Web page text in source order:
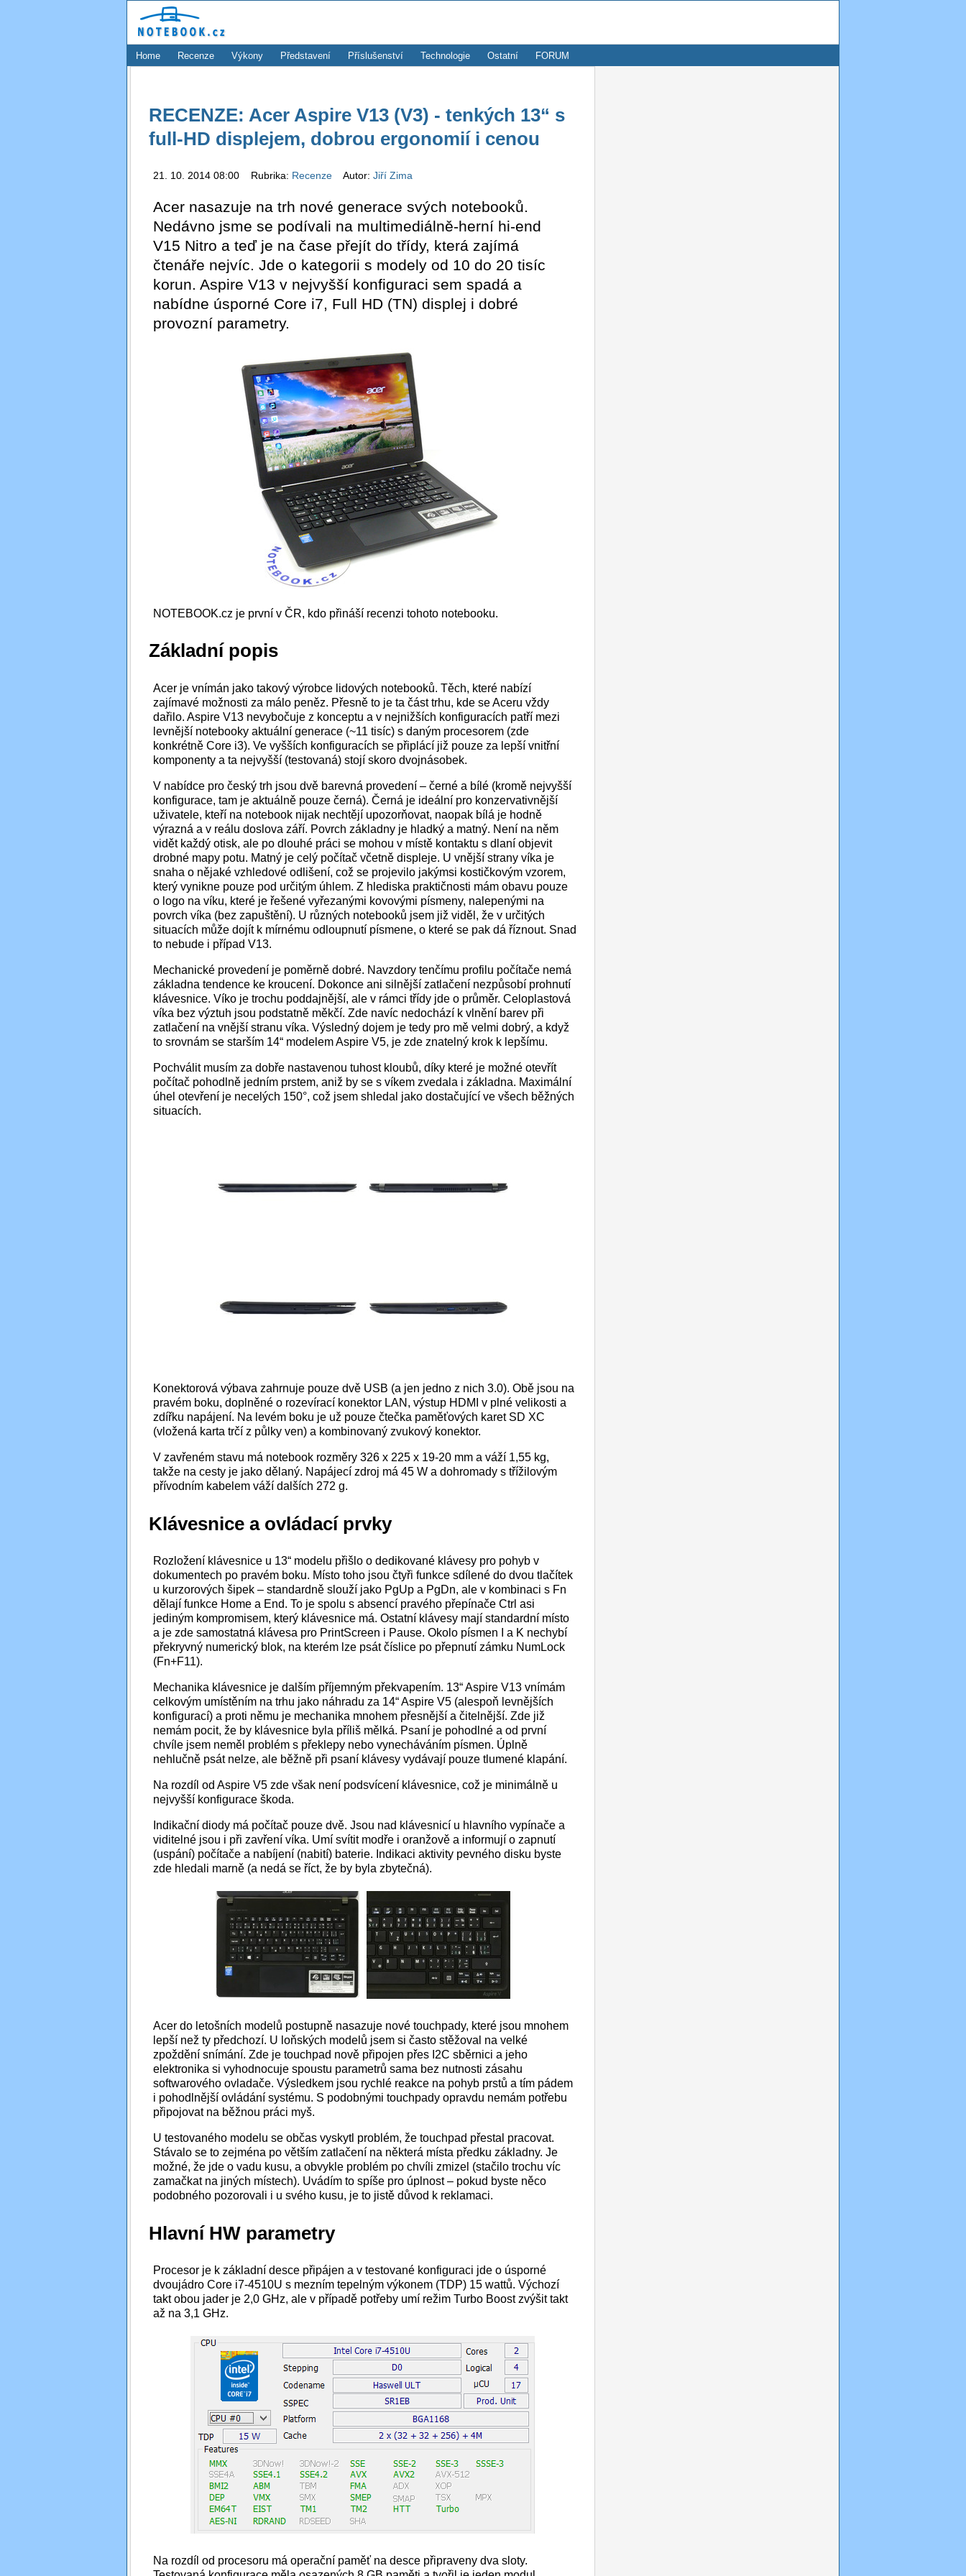
Home Recenze Výkony Představení Příslušenství Technologie Ostatní FORUM
RECENZE: Acer Aspire V13 (V3) - tenkých 13“ s
full-HD displejem, dobrou ergonomií i cenou
21. 10. 2014 08:00 Rubrika: Recenze Autor: Jiří Zima
Acer nasazuje na trh nové generace svých notebooků.
Nedávno jsme se podívali na multimediálně-herní hi-end
V15 Nitro a teď je na čase přejít do třídy, která zajímá
čtenáře nejvíc. Jde o kategorii s modely od 10 do 20 tisíc
korun. Aspire V13 v nejvyšší konfiguraci sem spadá a
nabídne úsporné Core i7, Full HD (TN) displej i dobré
provozní parametry.
NOTEBOOK.cz je první v ČR, kdo přináší recenzi tohoto notebooku.
Základní popis
Acer je vnímán jako takový výrobce lidových notebooků. Těch, které nabízí
zajímavé možnosti za málo peněz. Přesně to je ta část trhu, kde se Aceru vždy
dařilo. Aspire V13 nevybočuje z konceptu a v nejnižších konfiguracích patří mezi
levnější notebooky aktuální generace (~11 tisíc) s daným procesorem (zde
konkrétně Core i3). Ve vyšších konfiguracích se připlácí již pouze za lepší vnitřní
komponenty a ta nejvyšší (testovaná) stojí skoro dvojnásobek.
V nabídce pro český trh jsou dvě barevná provedení – černé a bílé (kromě nejvyšší
konfigurace, tam je aktuálně pouze černá). Černá je ideální pro konzervativnější
uživatele, kteří na notebook nijak nechtějí upozorňovat, naopak bílá je hodně
výrazná a v reálu doslova září. Povrch základny je hladký a matný. Není na něm
vidět každý otisk, ale po dlouhé práci se mohou v místě kontaktu s dlaní objevit
drobné mapy potu. Matný je celý počítač včetně displeje. U vnější strany víka je
snaha o nějaké vzhledové odlišení, což se projevilo jakýmsi kostičkovým vzorem,
který vynikne pouze pod určitým úhlem. Z hlediska praktičnosti mám obavu pouze
o logo na víku, které je řešené vyřezanými kovovými písmeny, nalepenými na
povrch víka (bez zapuštění). U různých notebooků jsem již viděl, že v určitých
situacích může dojít k mírnému odloupnutí písmene, o které se pak dá říznout. Snad
to nebude i případ V13.
Mechanické provedení je poměrně dobré. Navzdory tenčímu profilu počítače nemá
základna tendence ke kroucení. Dokonce ani silnější zatlačení nezpůsobí prohnutí
klávesnice. Víko je trochu poddajnější, ale v rámci třídy jde o průměr. Celoplastová
víka bez výztuh jsou podstatně měkčí. Zde navíc nedochází k vlnění barev při
zatlačení na vnější stranu víka. Výsledný dojem je tedy pro mě velmi dobrý, a když
to srovnám se starším 14“ modelem Aspire V5, je zde znatelný krok k lepšímu.
Pochválit musím za dobře nastavenou tuhost kloubů, díky které je možné otevřít
počítač pohodlně jedním prstem, aniž by se s víkem zvedala i základna. Maximální
úhel otevření je necelých 150°, což jsem shledal jako dostačující ve všech běžných
situacích.
Konektorová výbava zahrnuje pouze dvě USB (a jen jedno z nich 3.0). Obě jsou na
pravém boku, doplněné o rozevírací konektor LAN, výstup HDMI v plné velikosti a
zdířku napájení. Na levém boku je už pouze čtečka paměťových karet SD XC
(vložená karta trčí z půlky ven) a kombinovaný zvukový konektor.
V zavřeném stavu má notebook rozměry 326 x 225 x 19-20 mm a váží 1,55 kg,
takže na cesty je jako dělaný. Napájecí zdroj má 45 W a dohromady s třížilovým
přívodním kabelem váží dalších 272 g.
Klávesnice a ovládací prvky
Rozložení klávesnice u 13“ modelu přišlo o dedikované klávesy pro pohyb v
dokumentech po pravém boku. Místo toho jsou čtyři funkce sdílené do dvou tlačítek
u kurzorových šipek – standardně slouží jako PgUp a PgDn, ale v kombinaci s Fn
dělají funkce Home a End. To je spolu s absencí pravého přepínače Ctrl asi
jediným kompromisem, který klávesnice má. Ostatní klávesy mají standardní místo
a je zde samostatná klávesa pro PrintScreen i Pause. Okolo písmen I a K nechybí
překryvný numerický blok, na kterém lze psát číslice po přepnutí zámku NumLock
(Fn+F11).
Mechanika klávesnice je dalším příjemným překvapením. 13“ Aspire V13 vnímám
celkovým umístěním na trhu jako náhradu za 14“ Aspire V5 (alespoň levnějších
konfigurací) a proti němu je mechanika mnohem přesnější a čitelnější. Zde již
nemám pocit, že by klávesnice byla příliš mělká. Psaní je pohodlné a od první
chvíle jsem neměl problém s překlepy nebo vynecháváním písmen. Úplně
nehlučně psát nelze, ale běžně při psaní klávesy vydávají pouze tlumené klapání.
Na rozdíl od Aspire V5 zde však není podsvícení klávesnice, což je minimálně u
nejvyšší konfigurace škoda.
Indikační diody má počítač pouze dvě. Jsou nad klávesnicí u hlavního vypínače a
viditelné jsou i při zavření víka. Umí svítit modře i oranžově a informují o zapnutí
(uspání) počítače a nabíjení (nabití) baterie. Indikaci aktivity pevného disku byste
zde hledali marně (a nedá se říct, že by byla zbytečná).
Acer do letošních modelů postupně nasazuje nové touchpady, které jsou mnohem
lepší než ty předchozí. U loňských modelů jsem si často stěžoval na velké
zpoždění snímání. Zde je touchpad nově připojen přes I2C sběrnici a jeho
elektronika si vyhodnocuje spoustu parametrů sama bez nutnosti zásahu
softwarového ovladače. Výsledkem jsou rychlé reakce na pohyb prstů a tím pádem
i pohodlnější ovládání systému. S podobnými touchpady opravdu nemám potřebu
připojovat na běžnou práci myš.
U testovaného modelu se občas vyskytl problém, že touchpad přestal pracovat.
Stávalo se to zejména po větším zatlačení na některá místa předku základny. Je
možné, že jde o vadu kusu, a obvykle problém po chvíli zmizel (stačilo trochu víc
zamačkat na jiných místech). Uvádím to spíše pro úplnost – pokud byste něco
podobného pozorovali i u svého kusu, je to jistě důvod k reklamaci.
Hlavní HW parametry
Procesor je k základní desce připájen a v testované konfiguraci jde o úsporné
dvoujádro Core i7-4510U s mezním tepelným výkonem (TDP) 15 wattů. Výchozí
takt obou jader je 2,0 GHz, ale v případě potřeby umí režim Turbo Boost zvýšit takt
až na 3,1 GHz.
Na rozdíl od procesoru má operační paměť na desce připraveny dva sloty.